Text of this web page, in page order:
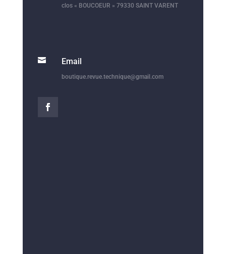
clos « BOUCOEUR » 79330 SAINT VARENT
 Email
boutique.revue.technique@gmail.com